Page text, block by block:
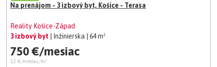
Na prenájom - 3 izbový byt, Košice - Terasa
Reality Košice-Západ
3 izbový byt | Inžinierska | 64 m²
750 €/mesiac
12 €/mesiac/m²